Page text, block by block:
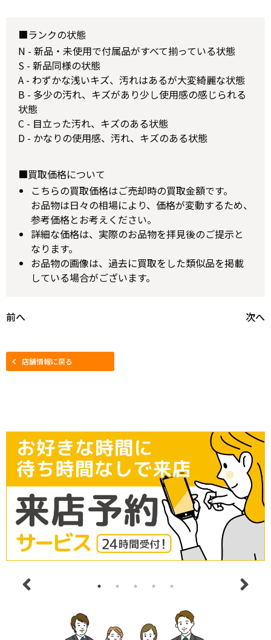
■ランクの状態
N - 新品・未使用で付属品がすべて揃っている状態
S - 新品同様の状態
A - わずかな浅いキズ、汚れはあるが大変綺麗な状態
B - 多少の汚れ、キズがあり少し使用感の感じられる
状態
C - 目立った汚れ、キズのある状態
D - かなりの使用感、汚れ、キズのある状態
■買取価格について
こちらの買取価格はご売却時の買取金額です。
お品物は日々の相場により、価格が変動するため、
参考価格とお考えください。
詳細な価格は、実際のお品物を拝見後のご提示と
なります。
お品物の画像は、過去に買取をした類似品を掲載
している場合がございます。
前へ 次へ
店舗情報に戻る